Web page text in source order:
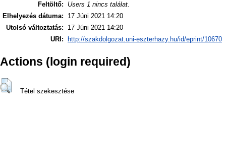
Feltöltő:
Users 1 nincs találat.
Elhelyezés dátuma:
17 Júni 2021 14:20
Utolsó változtatás:
17 Júni 2021 14:20
URI:
http://szakdolgozat.uni-eszterhazy.hu/id/eprint/10670
Actions (login required)
Tétel szekesztése